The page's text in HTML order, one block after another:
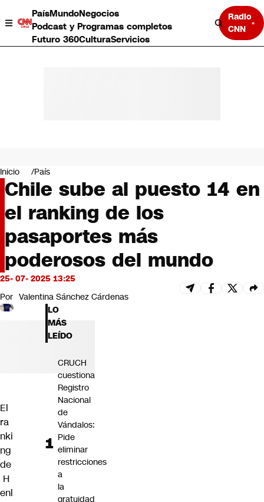
PaísMundoNegocios
Podcast y Programas completos
Futuro 360CulturaServicios
Radio
CNN
Negocios
Deportes
Programas completos
Cultura
Servicios
Bits
CNN Data
CNN tiempo
Futuro 360
Inicio País
Chile sube al puesto 14 en
el ranking de los
pasaportes más
poderosos del mundo
25- 07- 2025 13:25
Por Valentina Sánchez Cárdenas
El
ra
nki
ng
de
H
enl
LO
MÁS
LEÍDO
CRUCH
cuestiona
Registro
Nacional
de
Vándalos:
Pide
eliminar
restricciones
a
la
gratuidad